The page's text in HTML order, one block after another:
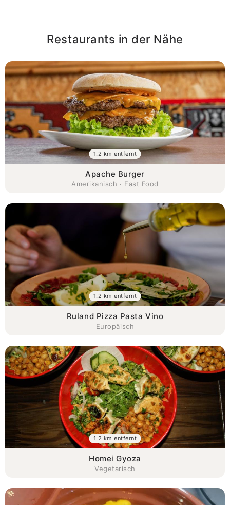
Restaurants in der Nähe
Apache Burger
Amerikanisch · Fast Food
1.2 km entfernt
Ruland Pizza Pasta Vino
Europäisch
1.2 km entfernt
Homei Gyoza
Vegetarisch
1.2 km entfernt